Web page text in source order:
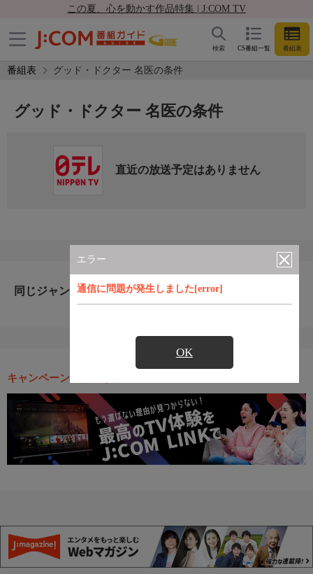
この夏、心を動かす作品特集 | J:COM TV
CS番組一覧 番組表
検索
番組表 グッド・ドクター 名医の条件
エラー
通信に問題が発生しました[error]
OK
グッド・ドクター 名医の条件
直近の放送予定はありません
同じジャンルのおすすめ番組
キャンペーン・お得な情報